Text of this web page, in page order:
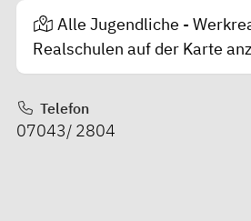
Alle Jugendliche -
Realschulen auf der Karte
Telefon
07043/ 2804